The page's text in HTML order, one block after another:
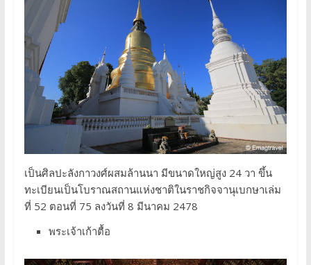
เป็นศิลปะลังกาวงศ์ผสมล้านนา มีขนาดใหญ่สูง 24 วา ขึ้น
ทะเบียนเป็นโบราณสถานแห่งชาติในราชกิจจานุเบกษาเล่ม
ที่ 52 ตอนที่ 75 ลงวันที่ 8 มีนาคม 2478
พระเจ้าเก้าตื้อ